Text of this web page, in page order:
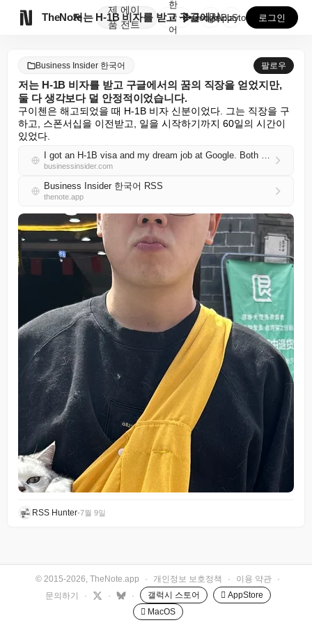
TheNote
제
품
에이
전트
저는 H-1B 비자를 받고 구글에서의 꿈의 직장을 얻었...
한
국
어
GooglePlay
AppStore 로그인
Business Insider 한국어 팔로우
저는 H-1B 비자를 받고 구글에서의 꿈의 직장을 얻었지만,
둘 다 생각보다 덜 안정적이었습니다.
구이첸은 해고되었을 때 H-1B 비자 신분이었다. 그는 직장을 구
하고, 스폰서십을 이전받고, 일을 시작하기까지 60일의 시간이
있었다.
I got an H-1B visa and my dream job at Google. Both were less secure than I thought.
businessinsider.com
Business Insider 한국어 RSS
thenote.app
RSS Hunter•7월 9일
© 2015-2026, TheNote.app · 개인정보 보호정책 · 이용 약관
·
문의하기
· · · 갤럭시 스토어
 AppStore
 MacOS